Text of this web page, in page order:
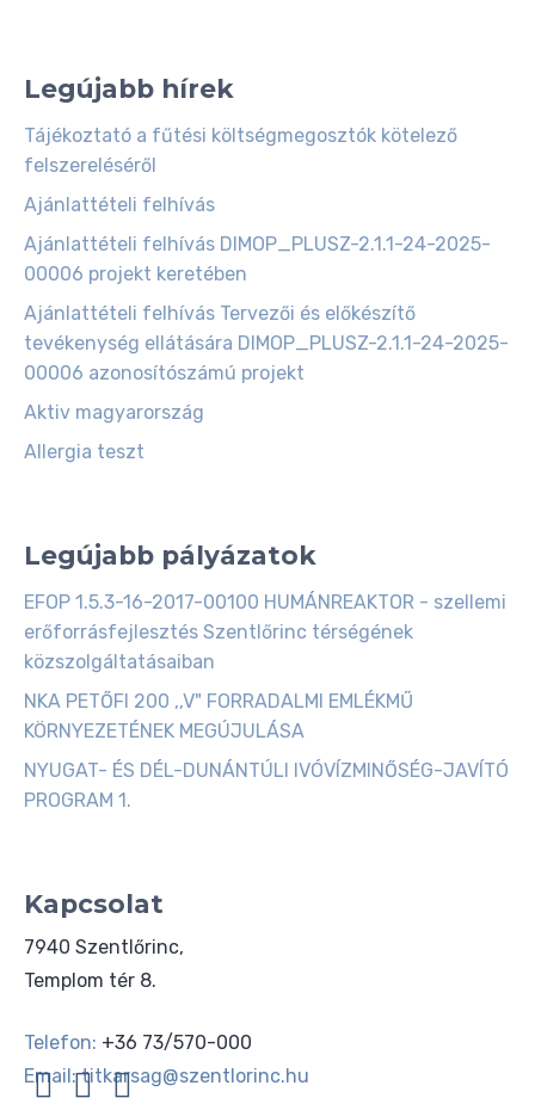
Legújabb hírek
Tájékoztató a fűtési költségmegosztók kötelező
felszereléséről
Ajánlattételi felhívás
Ajánlattételi felhívás DIMOP_PLUSZ-2.1.1-24-2025-
00006 projekt keretében
Ajánlattételi felhívás Tervezői és előkészítő
tevékenység ellátására DIMOP_PLUSZ-2.1.1-24-2025-
00006 azonosítószámú projekt
Aktiv magyarország
Allergia teszt
Legújabb pályázatok
EFOP 1.5.3-16-2017-00100 HUMÁNREAKTOR - szellemi
erőforrásfejlesztés Szentlőrinc térségének
közszolgáltatásaiban
NKA PETŐFI 200 ,,V" FORRADALMI EMLÉKMŰ
KÖRNYEZETÉNEK MEGÚJULÁSA
NYUGAT- ÉS DÉL-DUNÁNTÚLI IVÓVÍZMINŐSÉG-JAVÍTÓ
PROGRAM 1.
Kapcsolat
7940 Szentlőrinc,
Templom tér 8.
Telefon: +36 73/570-000
Email: titkarsag@szentlorinc.hu